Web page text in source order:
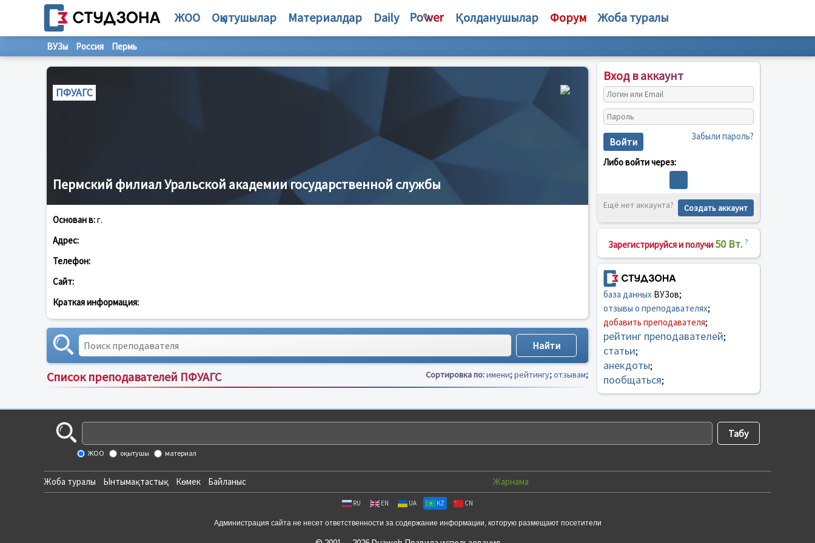
ЖОО Оқытушылар Материалдар Daily Қолданушылар Форум Жоба туралы
ВУЗы Россия Пермь
ПФУАГС
Пермский филиал Уральской академии государственной службы
Основан в:г.
Адрес:
Телефон:
Сайт:
Краткая информация:
Список преподавателей ПФУАГС Сортировка по:имени;рейтингу;отзывам;
Вход в аккаунт
Войти Забыли пароль?
Либо войти через:
Ещё нет аккаунта? Создать аккаунт
Зарегистрируйся и получи 50 Вт. ?
база данныхВУЗов;
отзывы о преподавателях;
добавить преподавателя;
рейтинг преподавателей;
статьи;
анекдоты;
пообщаться;
ЖОО оқытушы материал
Жоба туралы Ынтымақтастық Көмек Байланыс Жарнама
RU EN UA KZ CN
Администрация сайта не несет ответственности за содержание информации, которую размещают посетители